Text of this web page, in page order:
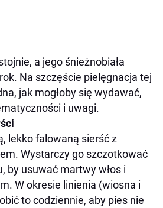
a jego śnieżnobiała
Na szczęście pielęgnacja tej
jak mogłoby się wydawać,
i uwagi.
lekko falowaną sierść z
Wystarczy go szczotkować
by usuwać martwy włos i
W okresie linienia (wiosna i
to codziennie, aby pies nie